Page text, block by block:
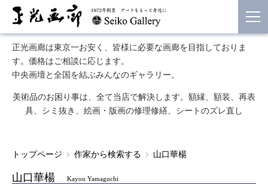
正光画廊は東京一お安く、皆様に必要な画廊を目指しておりま
す。価格はご相談に応じます。
中央画壇と全国を結ぶみんなのギャラリー。
美術品のお困り事は、全て当店で解決します。額縁、額装、再表
具、シミ抜き、絵画・版画の修理修繕、シートのズレ直し
トップページ 作家から検索する 山口華楊
山口華楊 Kayou Yamaguchi